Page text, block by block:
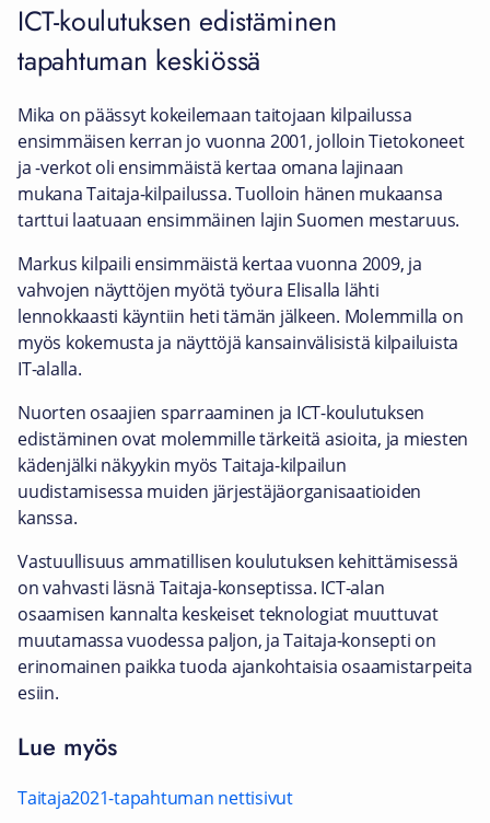
ICT-koulutuksen edistäminen
tapahtuman keskiössä
Mika on päässyt kokeilemaan taitojaan kilpailussa
ensimmäisen kerran jo vuonna 2001, jolloin Tietokoneet
ja -verkot oli ensimmäistä kertaa omana lajinaan
mukana Taitaja-kilpailussa. Tuolloin hänen mukaansa
tarttui laatuaan ensimmäinen lajin Suomen mestaruus.
Markus kilpaili ensimmäistä kertaa vuonna 2009, ja
vahvojen näyttöjen myötä työura Elisalla lähti
lennokkaasti käyntiin heti tämän jälkeen. Molemmilla on
myös kokemusta ja näyttöjä kansainvälisistä kilpailuista
IT-alalla.
Nuorten osaajien sparraaminen ja ICT-koulutuksen
edistäminen ovat molemmille tärkeitä asioita, ja miesten
kädenjälki näkyykin myös Taitaja-kilpailun
uudistamisessa muiden järjestäjäorganisaatioiden
kanssa.
Vastuullisuus ammatillisen koulutuksen kehittämisessä
on vahvasti läsnä Taitaja-konseptissa. ICT-alan
osaamisen kannalta keskeiset teknologiat muuttuvat
muutamassa vuodessa paljon, ja Taitaja-konsepti on
erinomainen paikka tuoda ajankohtaisia osaamistarpeita
esiin.
Lue myös
Taitaja2021-tapahtuman nettisivut